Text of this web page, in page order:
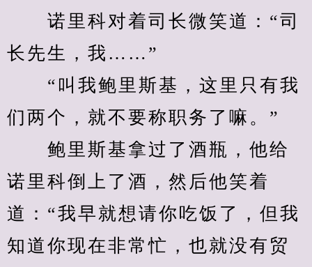
诺里科对着司长微笑道：“司
长先生，我……”
“叫我鲍里斯基，这里只有我
们两个，就不要称职务了嘛。”
鲍里斯基拿过了酒瓶，他给
诺里科倒上了酒，然后他笑着
道：“我早就想请你吃饭了，但我
知道你现在非常忙，也就没有贸